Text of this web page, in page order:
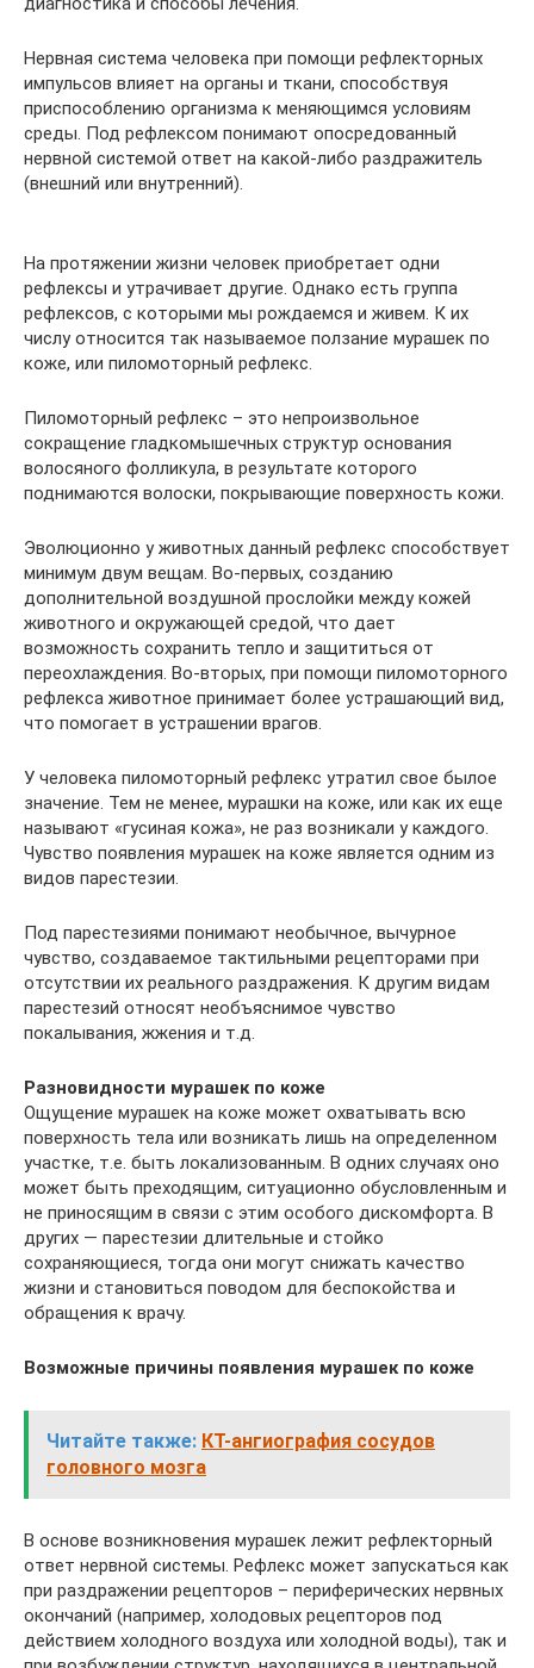
Нервная система человека при помощи рефлекторных
импульсов влияет на органы и ткани, способствуя
приспособлению организма к меняющимся условиям
среды. Под рефлексом понимают опосредованный
нервной системой ответ на какой-либо раздражитель
(внешний или внутренний).
На протяжении жизни человек приобретает одни
рефлексы и утрачивает другие. Однако есть группа
рефлексов, с которыми мы рождаемся и живем. К их
числу относится так называемое ползание мурашек по
коже, или пиломоторный рефлекс.
Пиломоторный рефлекс – это непроизвольное
сокращение гладкомышечных структур основания
волосяного фолликула, в результате которого
поднимаются волоски, покрывающие поверхность кожи.
Эволюционно у животных данный рефлекс способствует
минимум двум вещам. Во-первых, созданию
дополнительной воздушной прослойки между кожей
животного и окружающей средой, что дает
возможность сохранить тепло и защититься от
переохлаждения. Во-вторых, при помощи пиломоторного
рефлекса животное принимает более устрашающий вид,
что помогает в устрашении врагов.
У человека пиломоторный рефлекс утратил свое былое
значение. Тем не менее, мурашки на коже, или как их еще
называют «гусиная кожа», не раз возникали у каждого.
Чувство появления мурашек на коже является одним из
видов парестезии.
Под парестезиями понимают необычное, вычурное
чувство, создаваемое тактильными рецепторами при
отсутствии их реального раздражения. К другим видам
парестезий относят необъяснимое чувство
покалывания, жжения и т.д.
Разновидности мурашек по коже
Ощущение мурашек на коже может охватывать всю
поверхность тела или возникать лишь на определенном
участке, т.е. быть локализованным. В одних случаях оно
может быть преходящим, ситуационно обусловленным и
не приносящим в связи с этим особого дискомфорта. В
других — парестезии длительные и стойко
сохраняющиеся, тогда они могут снижать качество
жизни и становиться поводом для беспокойства и
обращения к врачу.
Возможные причины появления мурашек по коже
Читайте также: КТ-ангиография сосудов
головного мозга
В основе возникновения мурашек лежит рефлекторный
ответ нервной системы. Рефлекс может запускаться как
при раздражении рецепторов – периферических нервных
окончаний (например, холодовых рецепторов под
действием холодного воздуха или холодной воды), так и